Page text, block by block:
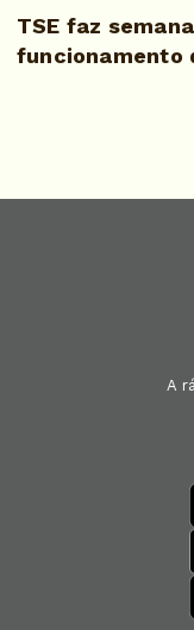
TSE faz
funcionamento
A